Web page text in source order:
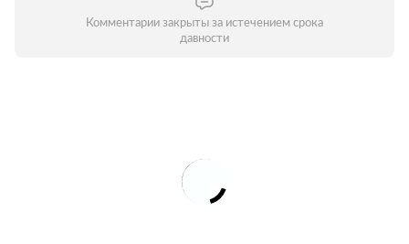
Комментарии закрыты за истечением срока
давности